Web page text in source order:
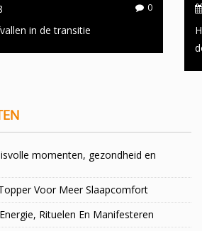
0
in de transitie?
momenten, gezondheid en
Voor Meer Slaapcomfort
Rituelen En Manifesteren